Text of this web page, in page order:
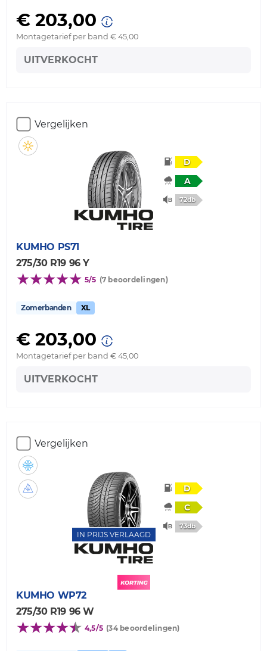
€ 203,00
Montagetarief per band € 45,00
UITVERKOCHT
Vergelijken
D
A
72db
KUMHO PS71
275/30 R19 96 Y
5/5 (7 beoordelingen)
Zomerbanden XL
€ 203,00
Montagetarief per band € 45,00
UITVERKOCHT
Vergelijken
IN PRIJS VERLAAGD
D
C
73db
KUMHO WP72
275/30 R19 96 W
4,5/5 (34 beoordelingen)